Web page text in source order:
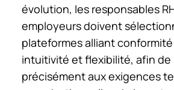
évolution, les responsables
employeurs doivent
plateformes alliant
intuitivité et flexibilité, afin de
précisément aux exigences